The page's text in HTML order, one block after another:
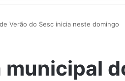
Verão do Sesc inicia neste domingo
municipal